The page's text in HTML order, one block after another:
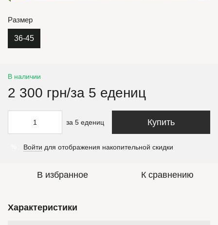
Размер
36-45
В наличии
2 300 грн/за 5 едениц
за 5 едениц Купить
Войти для отображения накопительной скидки
В избранное К сравнению
Характеристики